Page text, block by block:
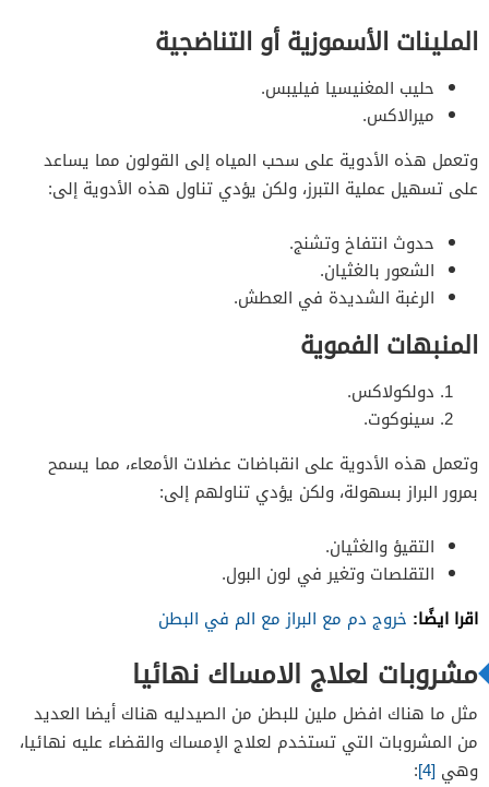
الملينات الأسموزية أو التناضجية
حليب المغنيسيا فيليبس.
ميرالاكس.
وتعمل هذه الأدوية على سحب المياه إلى القولون مما يساعد
على تسهيل عملية التبرز، ولكن يؤدي تناول هذه الأدوية إلى:
حدوث انتفاخ وتشنج.
الشعور بالغثيان.
الرغبة الشديدة في العطش.
المنبهات الفموية
دولكولاكس.
سينوكوت.
وتعمل هذه الأدوية على انقباضات عضلات الأمعاء، مما يسمح
بمرور البراز بسهولة، ولكن يؤدي تناولهم إلى:
التقيؤ والغثيان.
التقلصات وتغير في لون البول.
اقرا ايضًا: خروج دم مع البراز مع الم في البطن
مشروبات لعلاج الامساك نهائيا
مثل ما هناك افضل ملين للبطن من الصيدليه هناك أيضا العديد
من المشروبات التي تستخدم لعلاج الإمساك والقضاء عليه نهائيا،
وهي [4]
: